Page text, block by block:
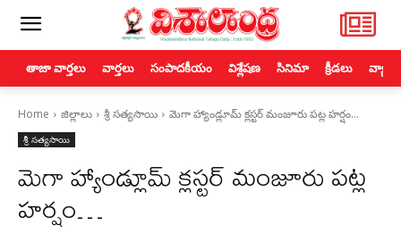
తాజా వార్తలు వార్తలు సంపాదకీయం విశ్లేషణ సినిమా క్రీడలు
Home జిల్లాలు శ్రీ సత్యసాయి మెగా హ్యాండ్లూమ్ క్లస్టర్ మంజూరు పట్ల హర్షం…
శ్రీ సత్యసాయి
మెగా హ్యాండ్లూమ్ క్లస్టర్ మంజూరు పట్ల
హర్షం…